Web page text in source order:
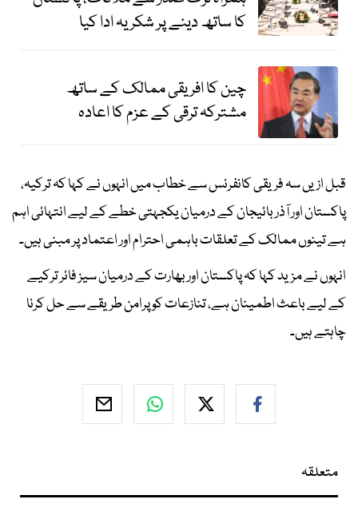
کا ساتھ دینے پر شکریہ ادا کیا
چین کا افریقی ممالک کے ساتھ
مشترکہ ترقی کے عزم کا اعادہ
قبل ازیں سہ فریقی کانفرنس سے خطاب میں انہوں نے کہا کہ ترکیہ،
پاکستان اور آذر بائیجان کے درمیان یکجہتی خطے کے لیے انتہائی اہم
ہے تینوں ممالک کے تعلقات باہمی احترام اور اعتماد پر مبنی ہیں۔
انہوں نے مزید کہا کہ پاکستان اور بھارت کے درمیان سیز فائر ترکیے
کے لیے باعث اطمینان ہے، تنازعات کو پرامن طریقے سے حل کرنا
چاہتے ہیں۔
متعلقہ